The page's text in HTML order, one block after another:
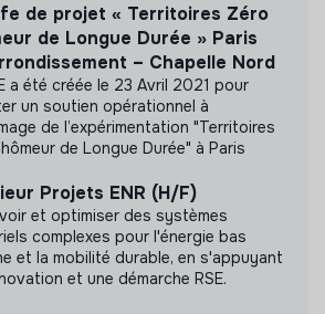
de documents de
de projet « Territoires Zéro
de Longue Durée » Paris
– Chapelle Nord
a été créée le 23 Avril 2021 pour
un soutien opérationnel à
de l’expérimentation "Territoires
de Longue Durée" à Paris
Projets ENR (H/F)
et optimiser des systèmes
complexes pour l'énergie bas
et la mobilité durable, en s'appuyant
et une démarche RSE.